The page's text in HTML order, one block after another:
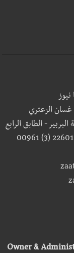
غسان الزعتري
- الطابق الرابع
Owner &